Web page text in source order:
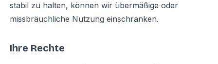
stabil zu halten, können wir übermäßige oder
missbräuchliche Nutzung einschränken.
Ihre Rechte